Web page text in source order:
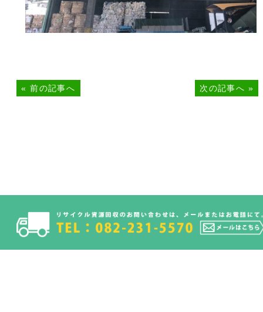
«前の記事へ 次の記事へ »